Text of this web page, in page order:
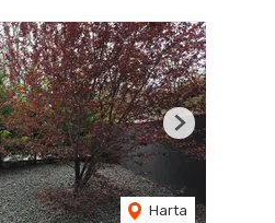
Harta
Next